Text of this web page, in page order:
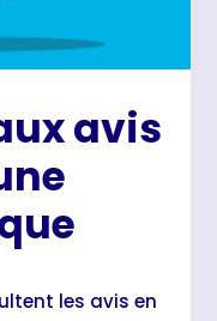
avis
les avis en